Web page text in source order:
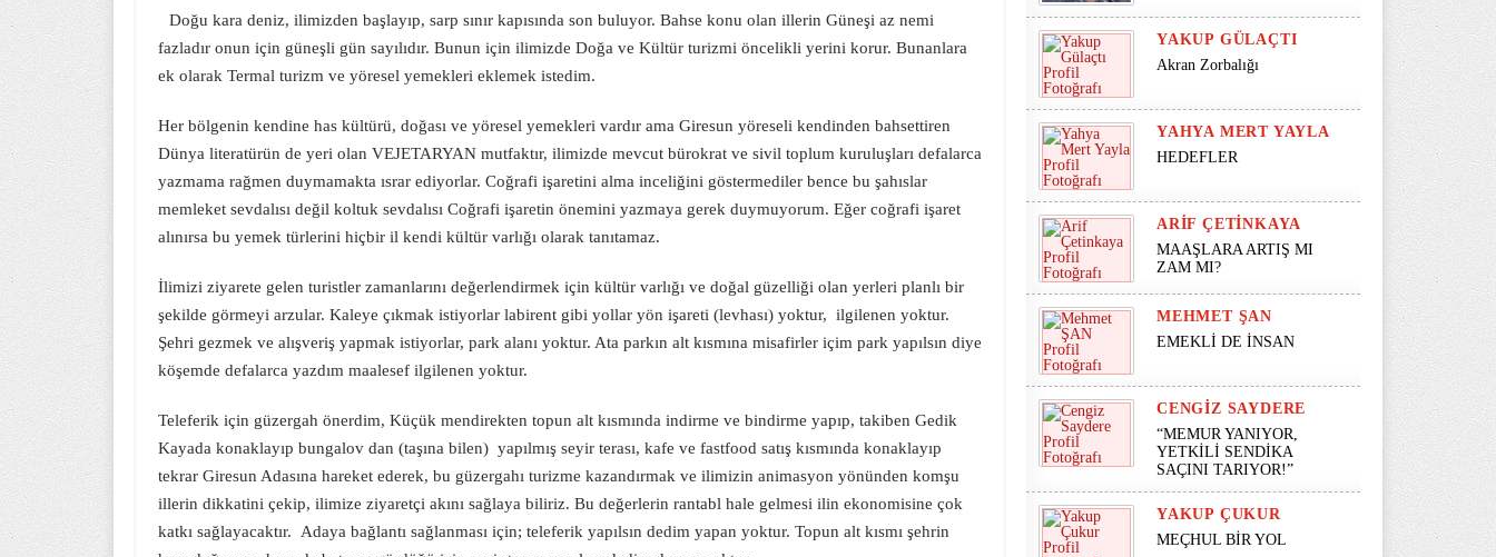
Doğu kara deniz, ilimizden başlayıp, sarp sınır kapısında son buluyor. Bahse konu olan illerin Güneşi az nemi
fazladır onun için güneşli gün sayılıdır. Bunun için ilimizde Doğa ve Kültür turizmi öncelikli yerini korur. Bunanlara
ek olarak Termal turizm ve yöresel yemekleri eklemek istedim.
Her bölgenin kendine has kültürü, doğası ve yöresel yemekleri vardır ama Giresun yöreseli kendinden bahsettiren
Dünya literatürün de yeri olan VEJETARYAN mutfaktır, ilimizde mevcut bürokrat ve sivil toplum kuruluşları defalarca
yazmama rağmen duymamakta ısrar ediyorlar. Coğrafi işaretini alma inceliğini göstermediler bence bu şahıslar
memleket sevdalısı değil koltuk sevdalısı Coğrafi işaretin önemini yazmaya gerek duymuyorum. Eğer coğrafi işaret
alınırsa bu yemek türlerini hiçbir il kendi kültür varlığı olarak tanıtamaz.
İlimizi ziyarete gelen turistler zamanlarını değerlendirmek için kültür varlığı ve doğal güzelliği olan yerleri planlı bir
şekilde görmeyi arzular. Kaleye çıkmak istiyorlar labirent gibi yollar yön işareti (levhası) yoktur, ilgilenen yoktur.
Şehri gezmek ve alışveriş yapmak istiyorlar, park alanı yoktur. Ata parkın alt kısmına misafirler içim park yapılsın diye
köşemde defalarca yazdım maalesef ilgilenen yoktur.
Teleferik için güzergah önerdim, Küçük mendirekten topun alt kısmında indirme ve bindirme yapıp, takiben Gedik
Kayada konaklayıp bungalov dan (taşına bilen) yapılmış seyir terası, kafe ve fastfood satış kısmında konaklayıp
tekrar Giresun Adasına hareket ederek, bu güzergahı turizme kazandırmak ve ilimizin animasyon yönünden komşu
illerin dikkatini çekip, ilimize ziyaretçi akını sağlaya biliriz. Bu değerlerin rantabl hale gelmesi ilin ekonomisine çok
katkı sağlayacaktır. Adaya bağlantı sağlanması için; teleferik yapılsın dedim yapan yoktur. Topun alt kısmı şehrin
YAKUP GÜLAÇTI
Akran Zorbalığı
YAHYA MERT YAYLA
HEDEFLER
ARIF ÇETINKAYA
MAAŞLARA ARTIŞ MI
ZAM MI?
MEHMET ŞAN
EMEKLİ DE İNSAN
CENGIZ SAYDERE
“MEMUR YANIYOR,
YETKİLİ SENDİKA
SAÇINI TARIYOR!”
YAKUP ÇUKUR
MEÇHUL BİR YOL